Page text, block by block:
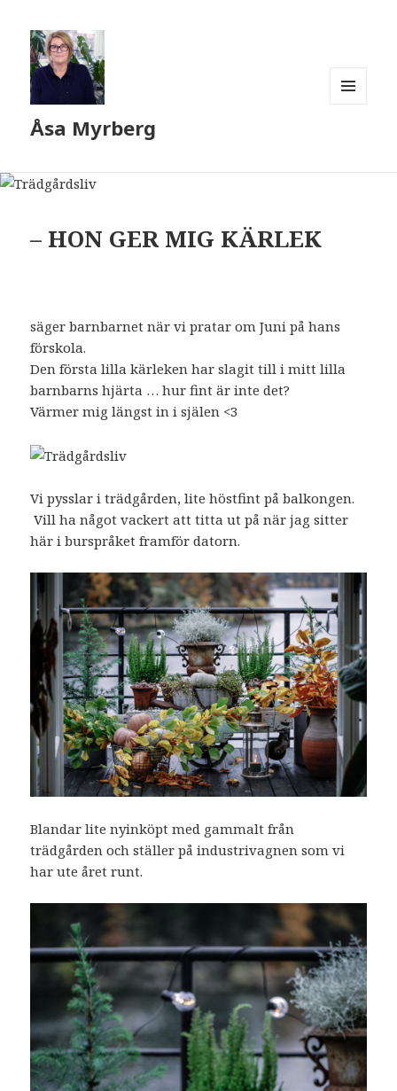
Åsa Myrberg
– HON GER MIG KÄRLEK
säger barnbarnet när vi pratar om Juni på hans
förskola.
Den första lilla kärleken har slagit till i mitt lilla
barnbarns hjärta … hur fint är inte det?
Värmer mig längst in i själen <3
Vi pysslar i trädgården, lite höstfint på balkongen.
Vill ha något vackert att titta ut på när jag sitter
här i burspråket framför datorn.
Blandar lite nyinköpt med gammalt från
trädgården och ställer på industrivagnen som vi
har ute året runt.